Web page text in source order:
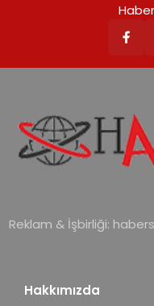
Reklam & İşbirliği:
Hakkımızda